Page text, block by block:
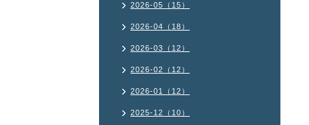
2026-05（15）
2026-04（18）
2026-03（12）
2026-02（12）
2026-01（12）
2025-12（10）